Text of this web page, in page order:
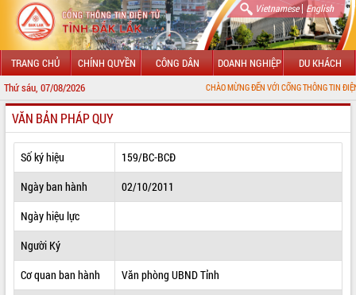
Vietnamese| English
TRANG CHỦ CHÍNH QUYỀN CÔNG DÂN DOANH NGHIỆP DU KHÁCH
Thứ sáu, 07/08/2026 CHÀO MỪNG ĐẾN VỚI CỔNG THÔNG TIN ĐIỆN TỬ TỈNH
GIỚI THIỆU
LÃNH ĐẠO UBND TỈNH
TIN TỨC SỰ KIỆN
SỞ, BAN, NGÀNH
UBND CÁC XÃ, PHƯỜNG
THÔNG TIN CHỈ ĐẠO ĐIỀU HÀNH
VĂN BẢN PHÁP QUY
Số ký hiệu
159/BC-BCĐ
Ngày ban hành
02/10/2011
Ngày hiệu lực
Người Ký
Cơ quan ban hành
Văn phòng UBND Tỉnh